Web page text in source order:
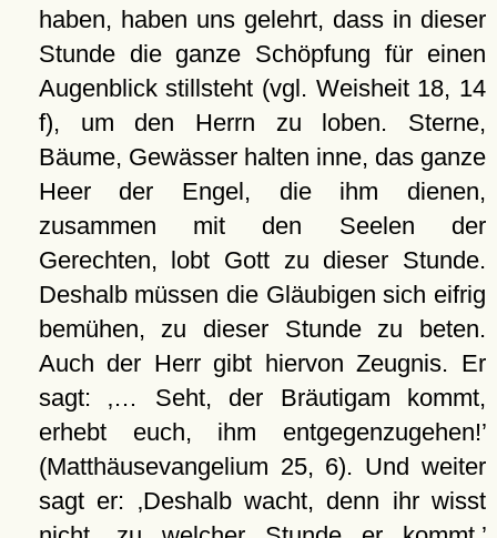
haben, haben uns gelehrt, dass in dieser
Stunde die ganze Schöpfung für einen
Augenblick stillsteht (vgl. Weisheit 18, 14
f), um den Herrn zu loben. Sterne,
Bäume, Gewässer halten inne, das ganze
Heer der Engel, die ihm dienen,
zusammen mit den Seelen der
Gerechten, lobt Gott zu dieser Stunde.
Deshalb müssen die Gläubigen sich eifrig
bemühen, zu dieser Stunde zu beten.
Auch der Herr gibt hiervon Zeugnis. Er
sagt:
… Seht, der Bräutigam kommt,
erhebt euch, ihm entgegenzugehen!
(Matthäusevangelium 25, 6). Und weiter
sagt er:
Deshalb wacht, denn ihr wisst